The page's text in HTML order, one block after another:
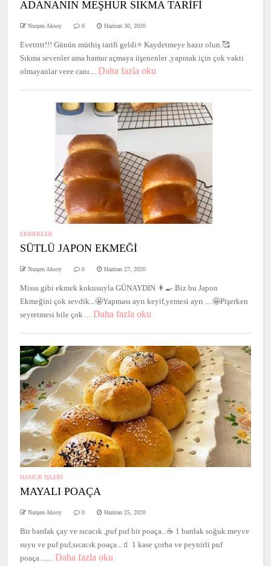
ADANANIN MEŞHUR SIKMA TARİFİ
Nurşen Aksoy 0 Haziran 30, 2020
Evettttt!!! Günün müthiş tarifi geldi⭐️ Kaydetmeye hazır olun.🥰
Sıkma sevenler ama hamur açmaya üşenenler ,yapmak için çok vakti
olmayanlar veee canı... Daha fazla oku
EKMEKLER
SÜTLÜ JAPON EKMEĞİ
Nurşen Aksoy 0 Haziran 27, 2020
Misss gibi ekmek kokusuyla GÜNAYDIN 👩‍🍳.Biz bu Japon
Ekmeğini çok sevdik...🤩Yapması ayrı keyif,yemesi ayrı ....🤩Pişerken
seyretmesi bile çok ... Daha fazla oku
HAMUR İŞLERİ
MAYALI POAÇA
Nurşen Aksoy 0 Haziran 25, 2020
Bir bardak çay ve sıcacık ,puf puf bir poaça...☕️ 1 bardak soğuk meyve
suyu ve puf puf,sıcacık poaça...🧃 1 kase çorba ve peynirli puf
poaça....... Daha fazla oku